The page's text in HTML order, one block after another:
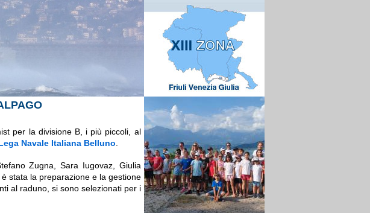
per la divisione B, i più piccoli, al
Navale Italiana Belluno
Zugna, Sara Iugovaz, Giulia
stata la preparazione e la gestione
al raduno, si sono selezionati per i